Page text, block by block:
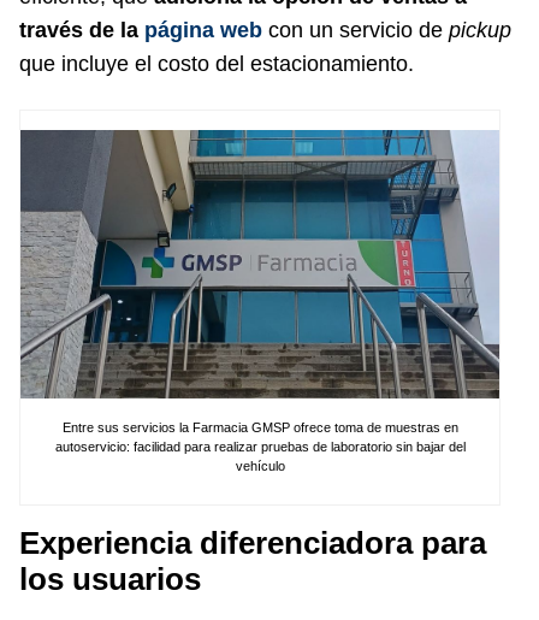
través de la página web con un servicio de pickup
que incluye el costo del estacionamiento.
Entre sus servicios la Farmacia GMSP ofrece toma de muestras en
autoservicio: facilidad para realizar pruebas de laboratorio sin bajar del
vehículo
Experiencia diferenciadora para
los usuarios